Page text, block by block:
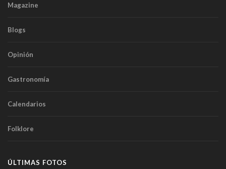
Magazine
Blogs
Opinión
Gastronomía
Calendarios
Folklore
ÚLTIMAS FOTOS